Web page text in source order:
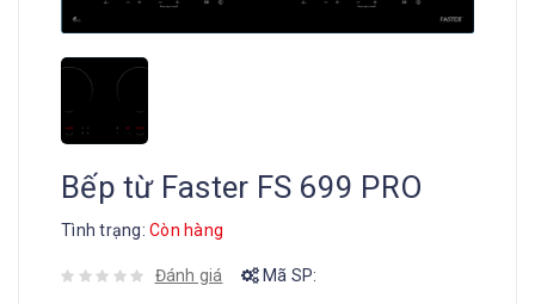
Bếp từ Faster FS 699 PRO
Tình trạng: Còn hàng
Đánh giá Mã SP: